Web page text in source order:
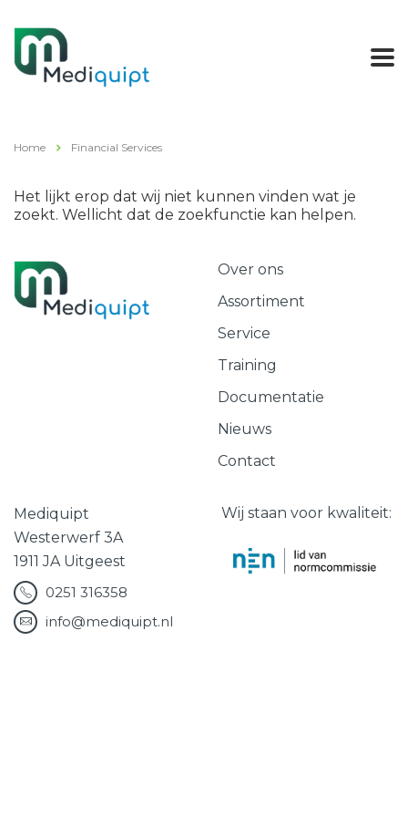
Home Financial Services
Het lijkt erop dat wij niet kunnen vinden wat je
zoekt. Wellicht dat de zoekfunctie kan helpen.
Over ons
Assortiment
Service
Training
Documentatie
Nieuws
Contact
Mediquipt
Westerwerf 3A
1911 JA Uitgeest
0251 316358
info@mediquipt.nl
Wij staan voor kwaliteit: